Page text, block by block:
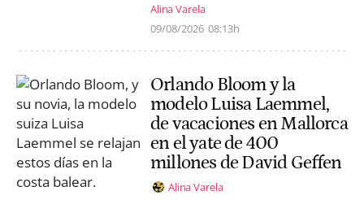
Alina Varela
09/08/2026 08:13h
Orlando Bloom y la
modelo Luisa Laemmel,
de vacaciones en Mallorca
en el yate de 400
millones de David Geffen
Alina Varela